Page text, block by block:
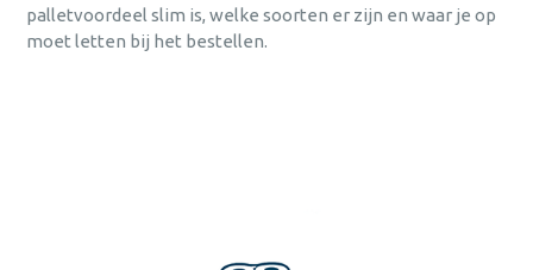
palletvoordeel slim is, welke soorten er zijn en waar je op
moet letten bij het bestellen.
sluiten